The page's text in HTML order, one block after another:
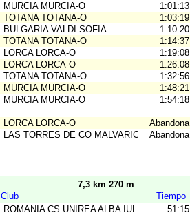
MURCIA MURCIA-O 1:01:13
TOTANA TOTANA-O 1:03:19
BULGARIA VALDI SOFIA 1:10:20
TOTANA TOTANA-O 1:14:37
LORCA LORCA-O 1:19:08
LORCA LORCA-O 1:26:08
TOTANA TOTANA-O 1:32:56
MURCIA MURCIA-O 1:48:21
MURCIA MURCIA-O 1:54:18
LORCA LORCA-O
Abandona
LAS TORRES DE CO MALVARICHE-OAbandona
7,3 km 270 m
Club Tiempo
ROMANIA CS UNIREA ALBA IULIA 51:15